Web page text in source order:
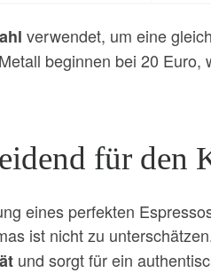
verwendet, um eine
beginnen bei 20 Euro,
für den
eines perfekten
ist nicht zu
und sorgt für ein